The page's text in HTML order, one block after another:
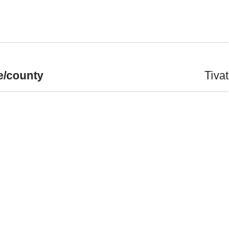
county Tivat